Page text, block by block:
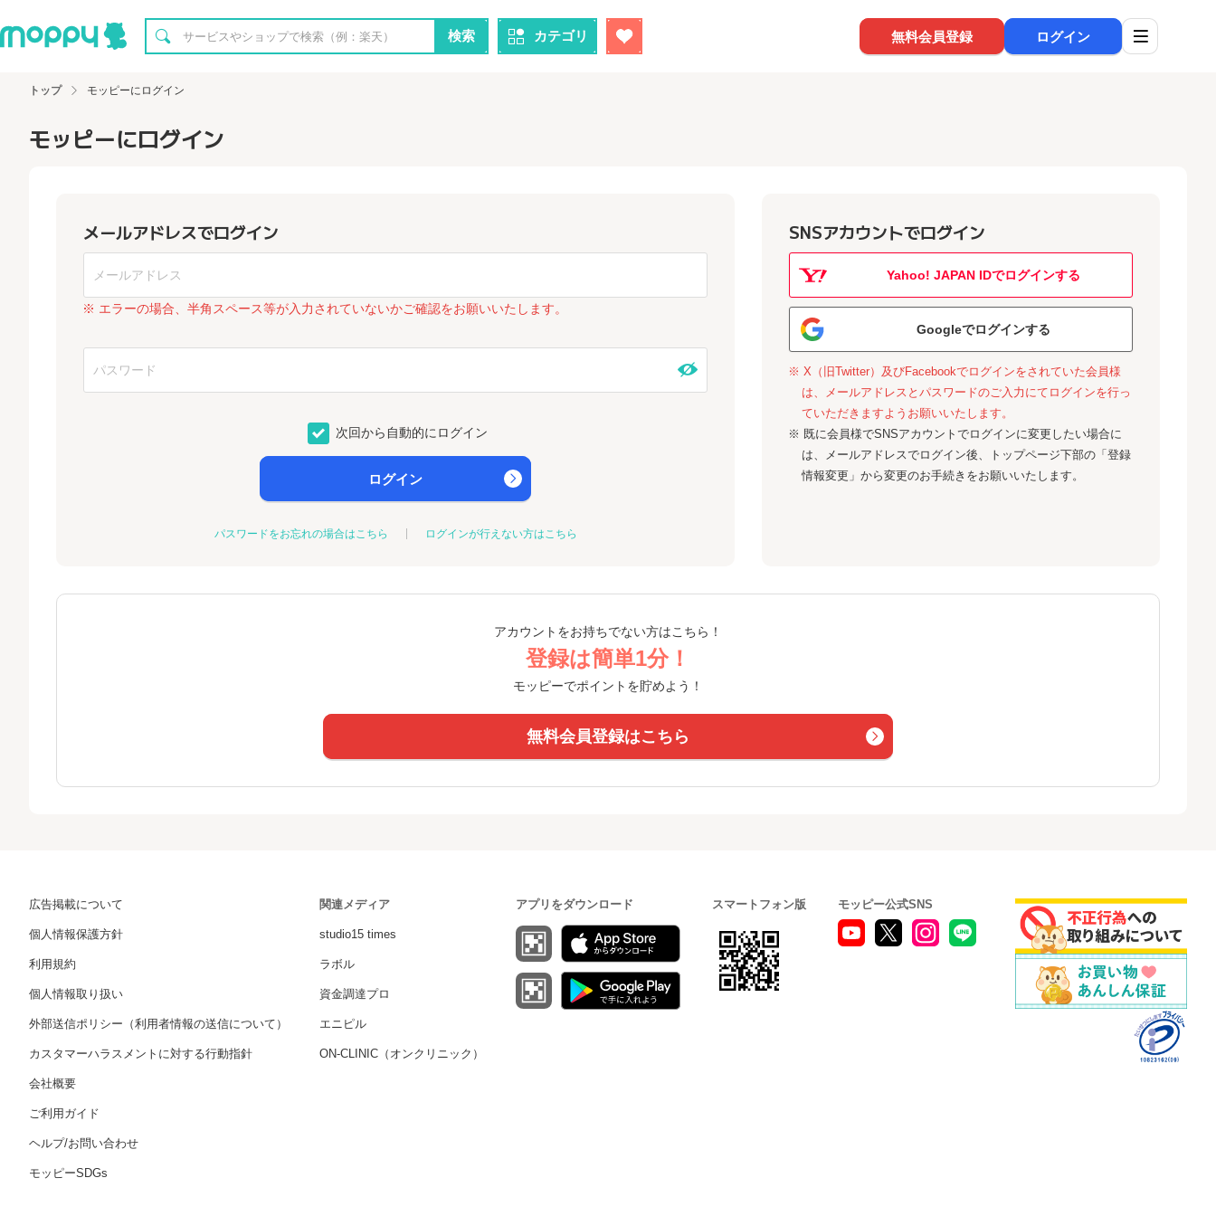
検索 カテゴリ 無料会員登録 ログイン
トップ モッピーにログイン
モッピーにログイン
メールアドレスでログイン
※ エラーの場合、半角スペース等が入力されていないかご確認をお願いいたします。
次回から自動的にログイン
ログイン
パスワードをお忘れの場合はこちら ログインが行えない方はこちら
SNSアカウントでログイン
Yahoo! JAPAN IDでログインする
Googleでログインする
※ X（旧Twitter）及びFacebookでログインをされていた会員様
は、メールアドレスとパスワードのご入力にてログインを行っ
ていただきますようお願いいたします。
※ 既に会員様でSNSアカウントでログインに変更したい場合に
は、メールアドレスでログイン後、トップページ下部の「登録
情報変更」から変更のお手続きをお願いいたします。
アカウントをお持ちでない方はこちら！
登録は簡単1分！
モッピーでポイントを貯めよう！
無料会員登録はこちら
広告掲載について
個人情報保護方針
利用規約
個人情報取り扱い
外部送信ポリシー（利用者情報の送信について）
カスタマーハラスメントに対する行動指針
会社概要
ご利用ガイド
ヘルプ/お問い合わせ
モッピーSDGs
関連メディア
studio15 times
ラボル
資金調達プロ
エニピル
ON-CLINIC（オンクリニック）
アプリをダウンロード スマートフォン版 モッピー公式SNS